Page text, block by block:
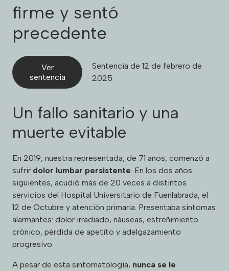
firme y sentó
precedente
Ver
sentencia
Sentencia de 12 de febrero de
2025
Un fallo sanitario y una
muerte evitable
En 2019, nuestra representada, de 71 años, comenzó a
sufrir dolor lumbar persistente . En los dos años
siguientes, acudió más de 20 veces a distintos
servicios del Hospital Universitario de Fuenlabrada, el
12 de Octubre y atención primaria. Presentaba síntomas
alarmantes: dolor irradiado, náuseas, estreñimiento
crónico, pérdida de apetito y adelgazamiento
progresivo.
A pesar de esta sintomatología, nunca se le